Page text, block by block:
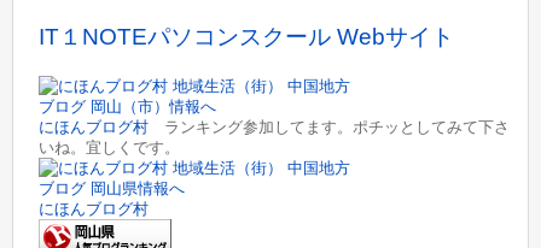
IT１NOTEパソコンスクール Webサイト
にほんブログ村 ランキング参加してます。ポチッとしてみて下さ
いね。宜しくです。
にほんブログ村